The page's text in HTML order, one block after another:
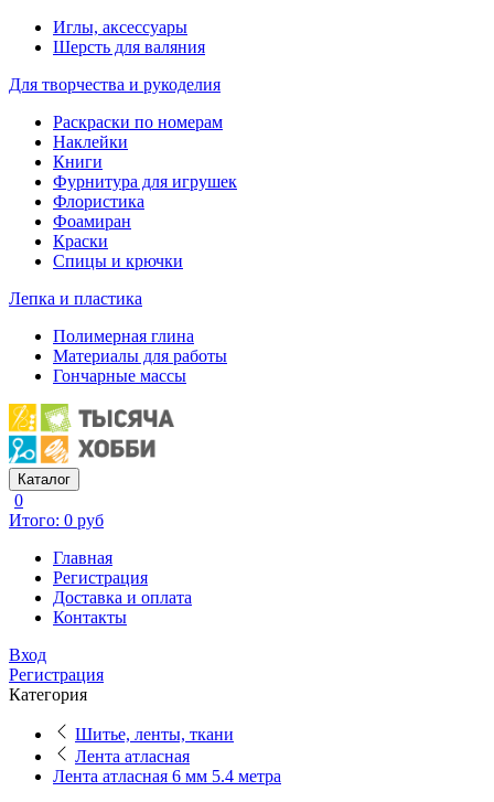
Иглы, аксессуары
Шерсть для валяния
Для творчества и рукоделия
Раскраски по номерам
Наклейки
Книги
Фурнитура для игрушек
Флористика
Фоамиран
Краски
Спицы и крючки
Лепка и пластика
Полимерная глина
Материалы для работы
Гончарные массы
Каталог
0
Итого: 0 руб
Главная
Регистрация
Доставка и оплата
Контакты
Вход
Регистрация
Категория
Шитье, ленты, ткани
Лента атласная
Лента атласная 6 мм 5.4 метра